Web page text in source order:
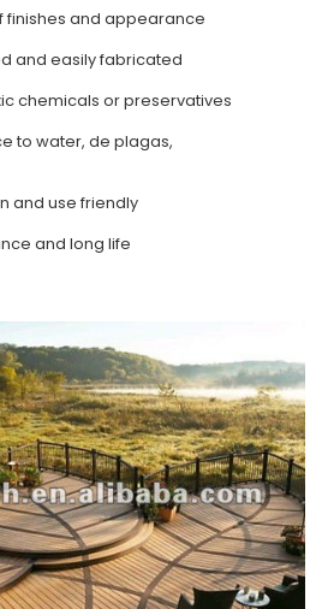
and appearance
and easily fabricated
chemicals or preservatives
to water, de plagas,
and use friendly
and long life